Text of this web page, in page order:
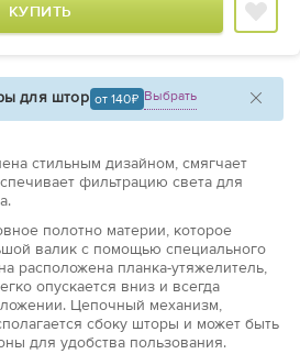
КУПИТЬ
для штор от 140 Выбрать
стильным дизайном, смягчает
фильтрацию света для
полотно материи, которое
валик с помощью специального
расположена планка-утяжелитель,
опускается вниз и всегда
Цепочный механизм,
сбоку шторы и может быть
для удобства пользования.